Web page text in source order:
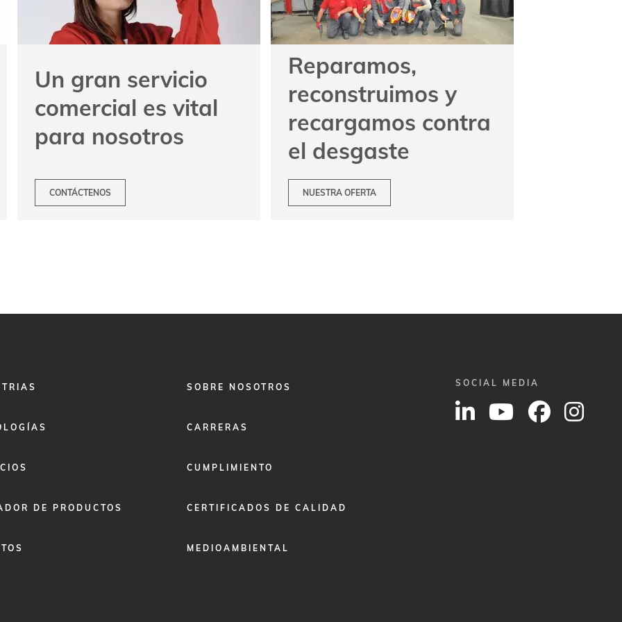
Un gran servicio
comercial es vital
para nosotros
CONTÁCTENOS
Reparamos,
reconstruimos y
recargamos contra
el desgaste
NUESTRA OFERTA
DE PRODUCTOS
FOOTER
SOBRE NOSOTROS
CARRERAS
CUMPLIMIENTO
CERTIFICADOS DE CALIDAD
MEDIOAMBIENTAL
SOCIAL MEDIA